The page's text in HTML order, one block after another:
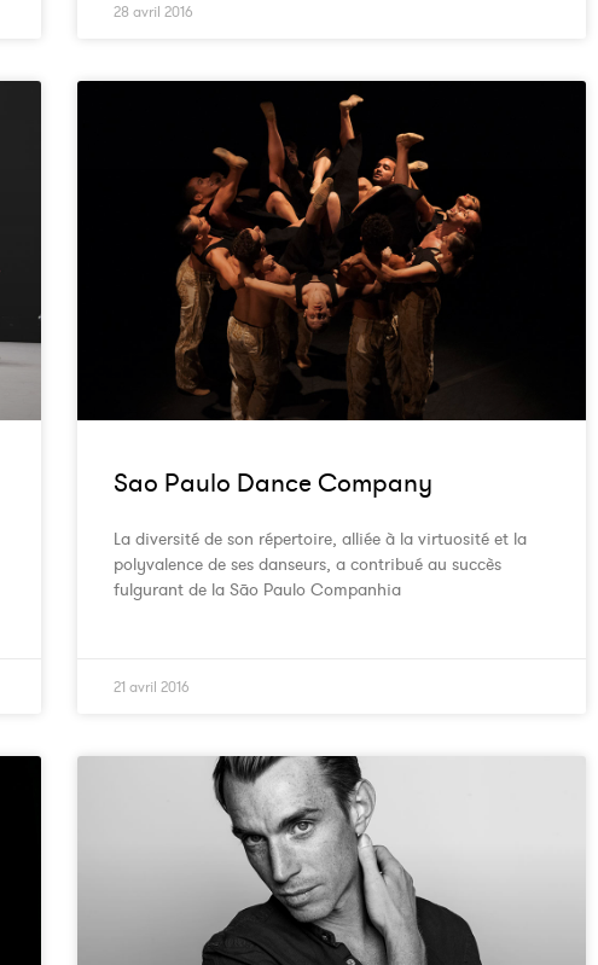
28 avril 2016
Sao Paulo Dance Company
La diversité de son répertoire, alliée à la virtuosité et la
polyvalence de ses danseurs, a contribué au succès
fulgurant de la São Paulo Companhia
21 avril 2016